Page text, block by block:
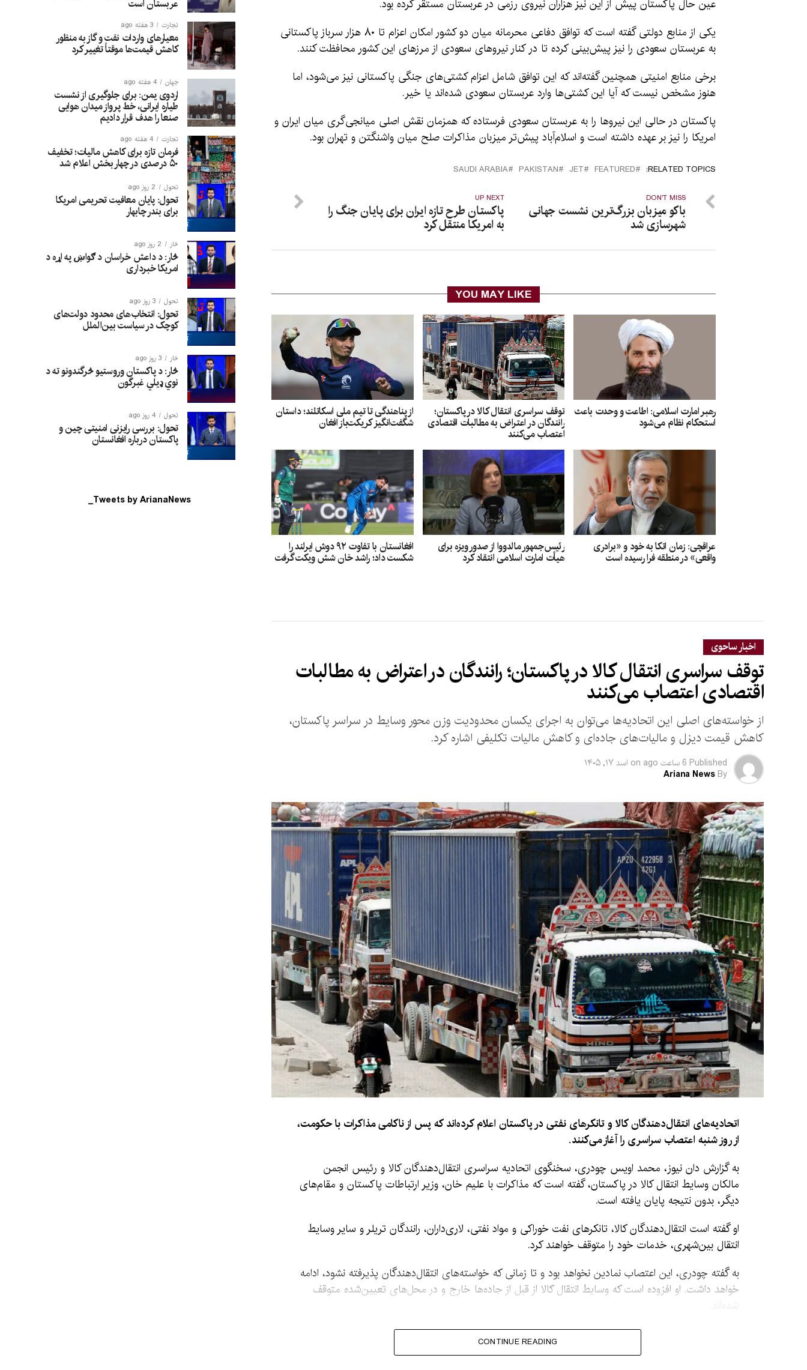
عین حال پاکستان پیش از این نیز هزاران نیروی رزمی در عربستان مستقر کرده بود.
یکی از منابع دولتی گفته است که توافق دفاعی محرمانه میان دو کشور امکان اعزام تا ۸۰ هزار سرباز پاکستانی
به عربستان سعودی را نیز پیش‌بینی کرده تا در کنار نیروهای سعودی از مرزهای این کشور محافظت کنند.
برخی منابع امنیتی همچنین گفته‌اند که این توافق شامل اعزام کشتی‌های جنگی پاکستانی نیز می‌شود، اما
هنوز مشخص نیست که آیا این کشتی‌ها وارد عربستان سعودی شده‌اند یا خیر.
پاکستان در حالی این نیروها را به عربستان سعودی فرستاده که همزمان نقش اصلی میانجی‌گری میان ایران و
امریکا را نیز بر عهده داشته است و اسلام‌آباد پیش‌تر میزبان مذاکرات صلح میان واشنگتن و تهران بود.
RELATED TOPICS:
FEATURED
JET
PAKISTAN
SAUDI ARABIA
UP NEXT
پاکستان طرح تازه ایران برای پایان جنگ را
به امریکا منتقل کرد
DON'T MISS
باکو میزبان بزرگ‌ترین نشست جهانی
شهرسازی شد
YOU MAY LIKE
رهبر امارت اسلامی: اطاعت و وحدت باعث
استحکام نظام می‌شود
توقف سراسری انتقال کالا در پاکستان؛
رانندگان در اعتراض به مطالبات اقتصادی
اعتصاب می‌کنند
از پناهندگی تا تیم ملی اسکاتلند؛ داستان
شگفت‌انگیز کریکت‌باز افغان
عراقچی: زمان اتکا به خود و «برادری
واقعی» در منطقه فرا رسیده است
رئیس‌جمهور مالدووا از صدور ویزه برای
هیأت امارت اسلامی انتقاد کرد
افغانستان با تفاوت ۹۲ دوش ایرلند را
شکست داد؛ راشد خان شش ویکت گرفت
اخبار ساحوی
توقف سراسری انتقال کالا در پاکستان؛ رانندگان در اعتراض به مطالبات
اقتصادی اعتصاب می‌کنند
از خواسته‌های اصلی این اتحادیه‌ها می‌توان به اجرای یکسان محدودیت وزن محور وسایط در سراسر پاکستان،
کاهش قیمت دیزل و مالیات‌های جاده‌ای و کاهش مالیات تکلیفی اشاره کرد.
Published 6 ساعت ago on اسد ۱۷, ۱۴۰۵
By
Ariana News
اتحادیه‌های انتقال‌دهندگان کالا و تانکرهای نفتی در پاکستان اعلام کرده‌اند که پس از ناکامی مذاکرات با حکومت،
از روز شنبه اعتصاب سراسری را آغاز می‌کنند.
به گزارش دان نیوز، محمد اویس چودری، سخنگوی اتحادیه سراسری انتقال‌دهندگان کالا و رئیس انجمن
مالکان وسایط انتقال کالا در پاکستان، گفته است که مذاکرات با علیم خان، وزیر ارتباطات پاکستان و مقام‌های
دیگر، بدون نتیجه پایان یافته است.
او گفته است انتقال‌دهندگان کالا، تانکرهای نفت خوراکی و مواد نفتی، لاری‌داران، رانندگان تریلر و سایر وسایط
انتقال بین‌شهری، خدمات خود را متوقف خواهند کرد.
به گفته چودری، این اعتصاب نمادین نخواهد بود و تا زمانی که خواسته‌های انتقال‌دهندگان پذیرفته نشود، ادامه
خواهد داشت. او افزوده است که وسایط انتقال کالا از قبل از جاده‌ها خارج و در محل‌های تعیین‌شده متوقف
از خواسته‌های اصلی این اتحادیه‌ها می‌توان به اجرای
یکسان محدودیت وزن محور وسایط در سراسر
CONTINUE READING
عربستان است
تجارت 3 هفته ago
معیارهای واردات نفت و گاز به منظور
کاهش قیمت‌ها موقتاً تغییر کرد
جهان 4 هفته ago
اردوی یمن: برای جلوگیری از نشست
طیاره ایرانی، خط پرواز میدان هوایی
صنعا را هدف قرار دادیم
تجارت 4 هفته ago
فرمان تازه برای کاهش مالیات؛ تخفیف
۵۰ درصدی در چهار بخش اعلام شد
تحول 2 روز ago
تحول: پایان معافیت تحریمی امریکا
برای بندر چابهار
څار 2 روز ago
څار: د داعش خراسان د ګواښ په اړه د
امریکا خبرداری
تحول 3 روز ago
تحول: انتخاب‌های محدود دولت‌های
کوچک در سیاست بین‌الملل
څار 3 روز ago
څار: د پاکستان وروستیو څرگندونو ته د
نوي ډیلي غبرگون
تحول 4 روز ago
تحول: بررسی رایزنی امنیتی چین و
پاکستان درباره افغانستان
Tweets by ArianaNews_